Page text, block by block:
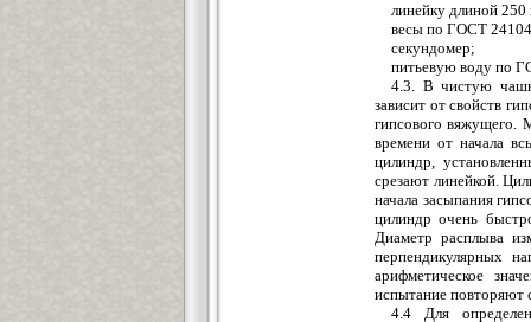
линейку длиной
весы по ГОСТ
секундомер;
питьевую воду по
4.3. В чистую
зависит от свойств
гипсового вяжущего.
времени от начала
цилиндр,
срезают линейкой.
начала засыпания
цилиндр очень
Диаметр расплыва
перпендикулярных
арифметическое
испытание повторяют
4.4 Для